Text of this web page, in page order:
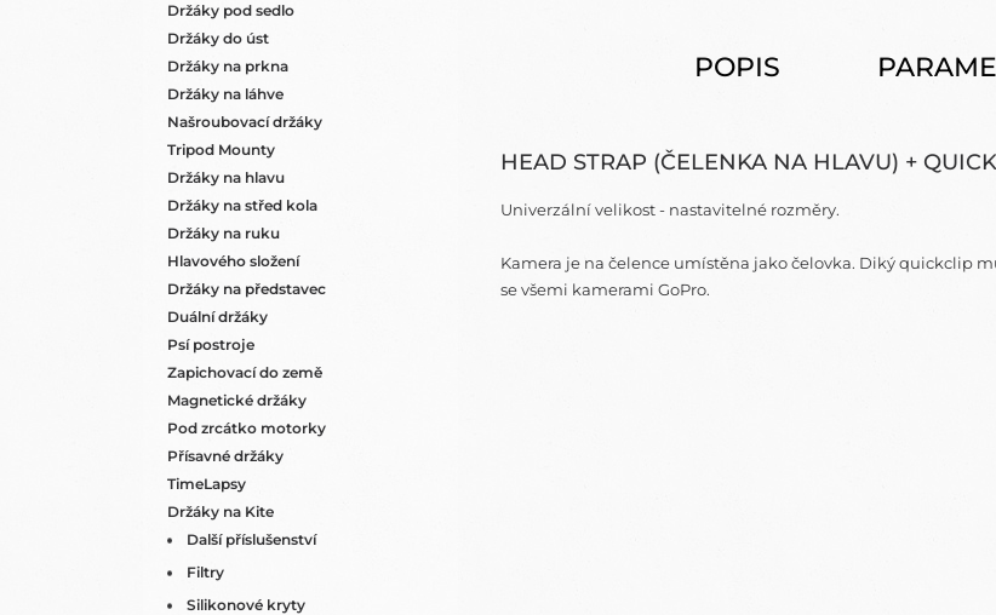
Držáky pod sedlo
Držáky do úst
Držáky na prkna
Držáky na láhve
Našroubovací držáky
Tripod Mounty
Držáky na hlavu
Držáky na střed kola
Držáky na ruku
Hlavového složení
Držáky na představec
Duální držáky
Psí postroje
Zapichovací do země
Magnetické držáky
Pod zrcátko motorky
Přísavné držáky
TimeLapsy
Držáky na Kite
Další příslušenství
Filtry
Silikonové kryty
POPIS
HEAD STRAP (ČELENKA NA HLAVU) +
Univerzální velikost - nastavitelné rozměry.
Kamera je na čelence umístěna jako čelovka. Diký quickclip
se všemi kamerami GoPro.